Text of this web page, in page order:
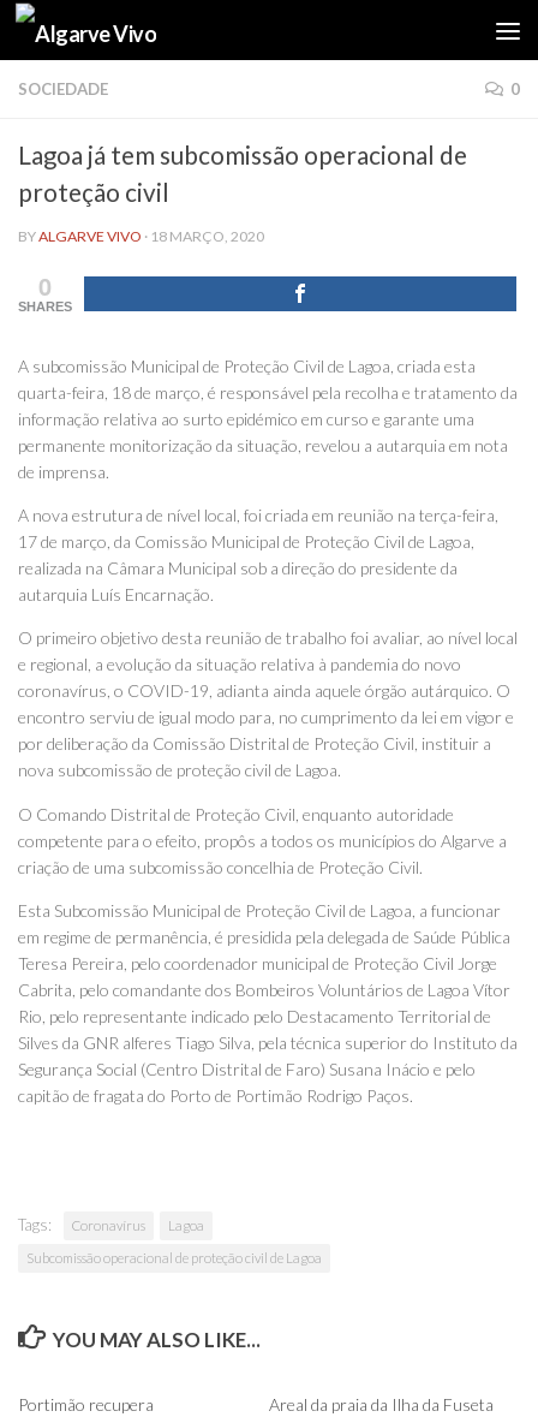
Skip to content
SOCIEDADE 0
Lagoa já tem subcomissão operacional de
proteção civil
BYALGARVE VIVO · 18 MARÇO, 2020
0
SHARES
A subcomissão Municipal de Proteção Civil de Lagoa, criada esta
quarta-feira, 18 de março, é responsável pela recolha e tratamento da
informação relativa ao surto epidémico em curso e garante uma
permanente monitorização da situação, revelou a autarquia em nota
de imprensa.
A nova estrutura de nível local, foi criada em reunião na terça-feira,
17 de março, da Comissão Municipal de Proteção Civil de Lagoa,
realizada na Câmara Municipal sob a direção do presidente da
autarquia Luís Encarnação.
O primeiro objetivo desta reunião de trabalho foi avaliar, ao nível local
e regional, a evolução da situação relativa à pandemia do novo
coronavírus, o COVID-19, adianta ainda aquele órgão autárquico. O
encontro serviu de igual modo para, no cumprimento da lei em vigor e
por deliberação da Comissão Distrital de Proteção Civil, instituir a
nova subcomissão de proteção civil de Lagoa.
O Comando Distrital de Proteção Civil, enquanto autoridade
competente para o efeito, propôs a todos os municípios do Algarve a
criação de uma subcomissão concelhia de Proteção Civil.
Esta Subcomissão Municipal de Proteção Civil de Lagoa, a funcionar
em regime de permanência, é presidida pela delegada de Saúde Pública
Teresa Pereira, pelo coordenador municipal de Proteção Civil Jorge
Cabrita, pelo comandante dos Bombeiros Voluntários de Lagoa Vítor
Rio, pelo representante indicado pelo Destacamento Territorial de
Silves da GNR alferes Tiago Silva, pela técnica superior do Instituto da
Segurança Social (Centro Distrital de Faro) Susana Inácio e pelo
capitão de fragata do Porto de Portimão Rodrigo Paços.
Tags: Coronavírus Lagoa
Subcomissão operacional de proteção civil de Lagoa
YOU MAY ALSO LIKE...
Portimão recupera
Areal da praia da Ilha da Fuseta